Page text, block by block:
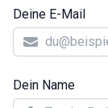
Deine E-Mail
Dein Name